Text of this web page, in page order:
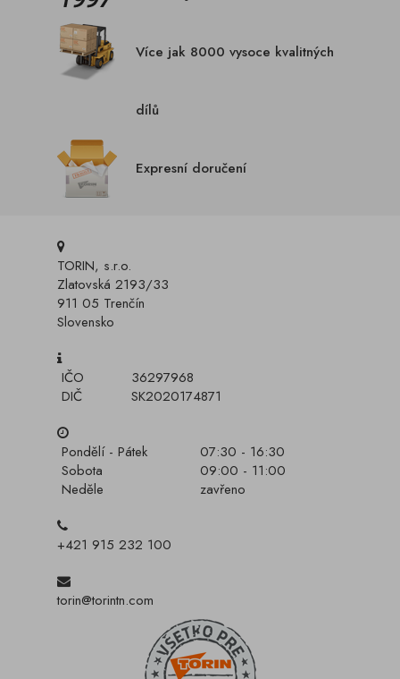
Více jak 8000 vysoce kvalitných
dílů
Expresní doručení
TORIN, s.r.o.
Zlatovská 2193/33
911 05 Trenčín
Slovensko
IČO
36297968
DIČ
SK2020174871
Pondělí - Pátek
07:30 - 16:30
Sobota
09:00 - 11:00
Neděle
zavřeno
+421 915 232 100
torin@torintn.com